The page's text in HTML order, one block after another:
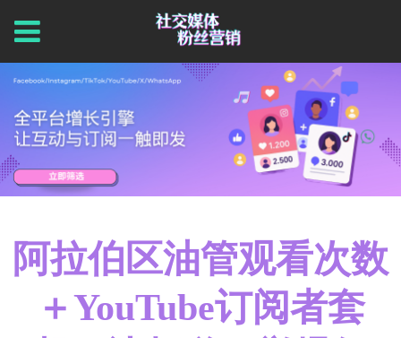
阿拉伯区油管观看次数
＋YouTube订阅者套